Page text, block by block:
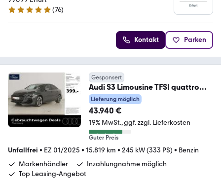
5 Sterne
(76)
Kontakt Parken
Gesponsert
Audi S3 Limousine TFSI quattro
Pano/NAV/RFK/LED/SH
Lieferung möglich
43.940 €
19% MwSt. ggf. zzgl. Lieferkosten
Guter Preis
Unfallfrei • EZ 01/2025 • 15.819 km • 245 kW (333 PS) • Benzin
Markenhändler
Inzahlungnahme möglich
Top Leasing-Angebot